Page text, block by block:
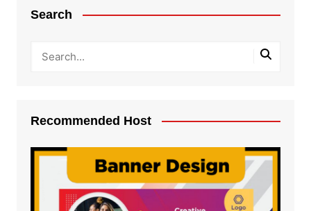
Search
Recommended Host